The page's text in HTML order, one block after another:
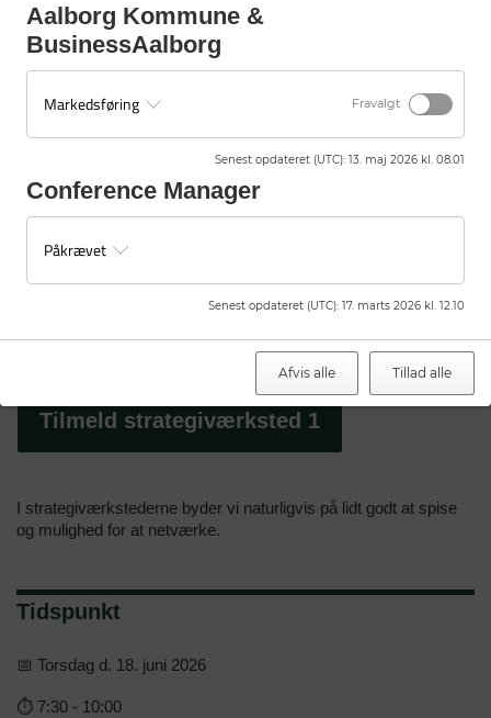
Tilmeld strategiværksted 2
Strategiværksted 1 om kompetencer og
fremtidens arbejdsstyrke
Her kan du også gøre din indflydelse gældende.
kompetencer og fremtidens arbejdsstyrke og tilmeld dig
nedenfor. Det foregår 11. juni 2026 hos KAFFeFAIR.
Tilmeld strategiværksted 1
I strategiværkstederne byder vi naturligvis på lidt godt at spise
og mulighed for at netværke.
Tidspunkt
📅 Torsdag d. 18. juni 2026
⏱️ 7:30 - 10:00
Aalborg Kommune &
BusinessAalborg
Markedsføring Fravalgt
Senest opdateret (UTC): 13. maj 2026 kl. 08.01
Conference Manager
Påkrævet
Senest opdateret (UTC): 17. marts 2026 kl. 12.10
Afvis alle Tillad alle